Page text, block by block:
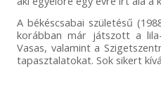
A békéscsabai születésű
korábban már játszott a
Vasas, valamint a
tapasztalatokat. Sok sikert